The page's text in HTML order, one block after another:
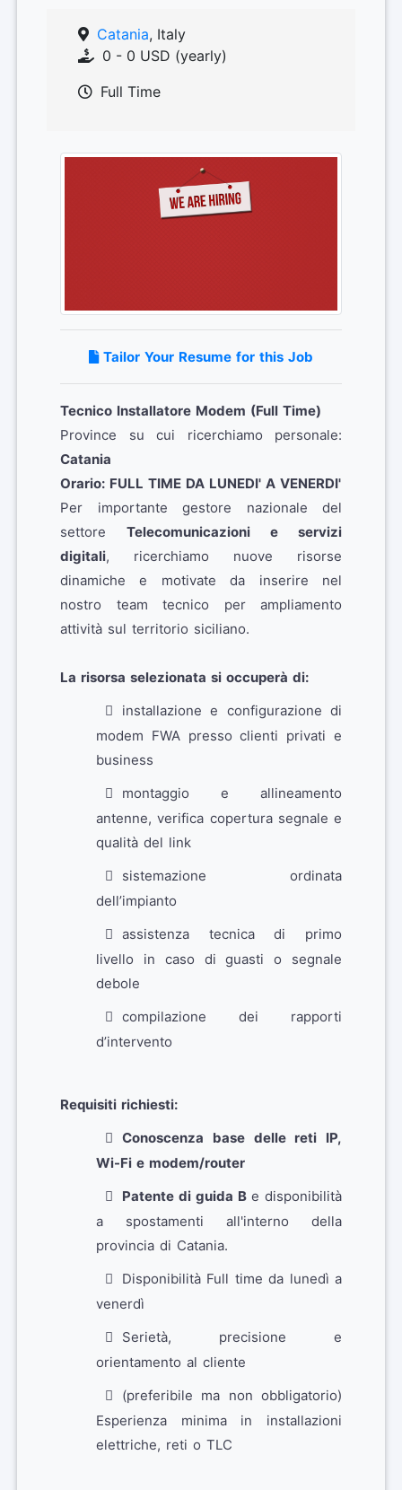
Catania, Italy
0 - 0 USD (yearly)
Full Time
Tailor Your Resume for this Job
Tecnico Installatore Modem (Full Time)
Province su cui ricerchiamo personale:
Catania
Orario: FULL TIME DA LUNEDI' A VENERDI'
Per importante gestore nazionale del
settore Telecomunicazioni e servizi
digitali, ricerchiamo nuove risorse
dinamiche e motivate da inserire nel
nostro team tecnico per ampliamento
attività sul territorio siciliano.
La risorsa selezionata si occuperà di:
installazione e configurazione di
modem FWA presso clienti privati e
business
montaggio e allineamento
antenne, verifica copertura segnale e
qualità del link
sistemazione ordinata
dell’impianto
assistenza tecnica di primo
livello in caso di guasti o segnale
debole
compilazione dei rapporti
d’intervento
Requisiti richiesti:
Conoscenza base delle reti IP,
Wi-Fi e modem/router
Patente di guida B e disponibilità
a spostamenti all'interno della
provincia di Catania.
Disponibilità Full time da lunedì a
venerdì
Serietà, precisione e
orientamento al cliente
(preferibile ma non obbligatorio)
Esperienza minima in installazioni
elettriche, reti o TLC